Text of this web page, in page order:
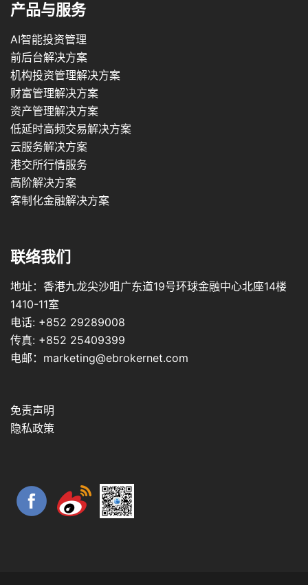
产品与服务
AI智能投资管理
前后台解决方案
机构投资管理解决方案
财富管理解决方案
资产管理解决方案
低延时高频交易解决方案
云服务解决方案
港交所行情服务
高阶解决方案
客制化金融解决方案
联络我们
地址：香港九龙尖沙咀广东道19号环球金融中心北座14楼
1410-11室
电话: +852 29289008
传真: +852 25409399
电邮：marketing@ebrokernet.com
免责声明
隐私政策